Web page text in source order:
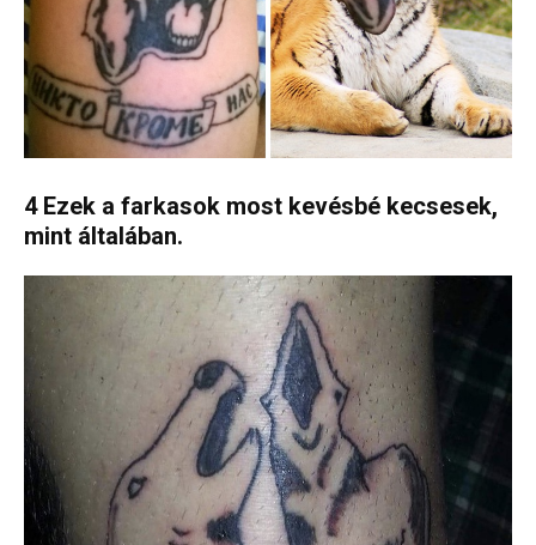
4 Ezek a farkasok most kevésbé kecsesek,
mint általában.